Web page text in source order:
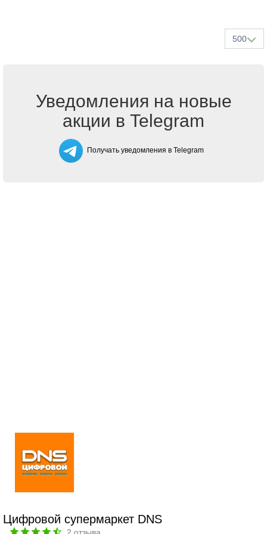
500
Уведомления на новые
акции в Telegram
Получать уведомления в Telegram
Цифровой супермаркет DNS